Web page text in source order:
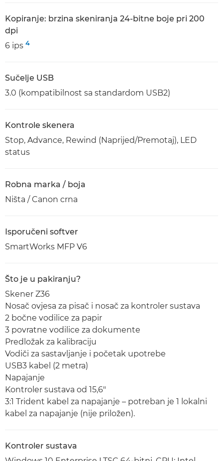
Kopiranje: brzina skeniranja 24-bitne boje pri 200
dpi
6 ips 4
Sučelje USB
3.0 (kompatibilnost sa standardom USB2)
Kontrole skenera
Stop, Advance, Rewind (Naprijed/Premotaj), LED
status
Robna marka / boja
Ništa / Canon crna
Isporučeni softver
SmartWorks MFP V6
Što je u pakiranju?
Skener Z36
Nosač ovjesa za pisač i nosač za kontroler sustava
2 bočne vodilice za papir
3 povratne vodilice za dokumente
Predložak za kalibraciju
Vodiči za sastavljanje i početak upotrebe
USB3 kabel (2 metra)
Napajanje
Kontroler sustava od 15,6"
3:1 Trident kabel za napajanje – potreban je 1 lokalni
kabel za napajanje (nije priložen).
Kontroler sustava